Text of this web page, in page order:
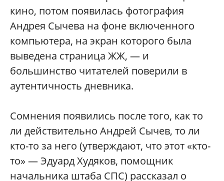
кино, потом появилась фотография
Андрея Сычева на фоне включенного
компьютера, на экран которого была
выведена страница ЖЖ, — и
большинство читателей поверили в
аутентичность дневника.
Сомнения появились после того, как то
ли действительно Андрей Сычев, то ли
кто-то за него (утверждают, что этот «кто-
то» — Эдуард Худяков, помощник
начальника штаба СПС) рассказал о